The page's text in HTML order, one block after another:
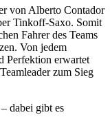
von Alberto Contador
Tinkoff-Saxo. Somit
Fahrer des Teams
Von jedem
Perfektion erwartet
zum Sieg
dabei gibt es